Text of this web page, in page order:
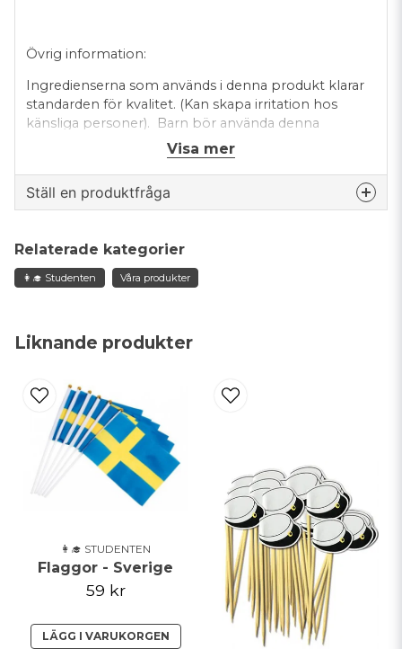
Liknande produkter
👩‍🎓 STUDENTEN
Flaggor - Sverige
59 kr
LÄGG I VARUKORGEN
Övrig information:
Ingredienserna som används i denna produkt klarar
standarden för kvalitet. (Kan skapa irritation hos
känsliga personer). Barn bör använda denna
produkt under överseende av vuxna.
Applicera ej på skadad, solbränd, inflammerad eller
känslig hud.
bomullstuss, tvätta med tvål och varmt vatten.
Visa mer
Ställ en produktfråga
Fråga oss något om denna produkten...
email
Mejladress
Ja, ni får publicera min fråga
Relaterade kategorier
👩‍🎓 Studenten Våra produkter